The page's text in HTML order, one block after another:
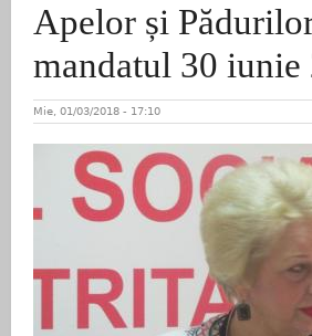
Apelor și
mandatul 30
Mie, 01/03/2018 - 17:10